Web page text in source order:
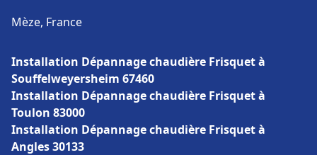
Mèze, France
Installation Dépannage chaudière Frisquet à
Souffelweyersheim 67460
Installation Dépannage chaudière Frisquet à
Toulon 83000
Installation Dépannage chaudière Frisquet à
Angles 30133